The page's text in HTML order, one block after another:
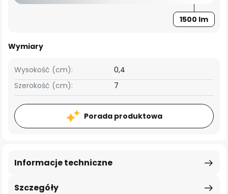
1500 lm
Wymiary
Szerokość (cm): 7
Wysokość (cm): 0,4
Porada produktowa
Szczegóły
Informacje techniczne